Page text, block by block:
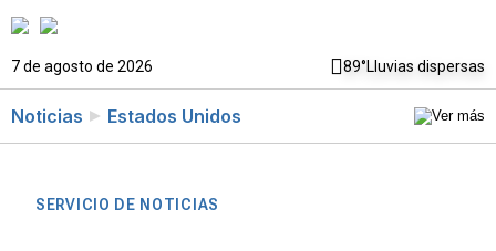
7 de agosto de 2026 89°Lluvias dispersas
Noticias Estados Unidos
SERVICIO DE NOTICIAS